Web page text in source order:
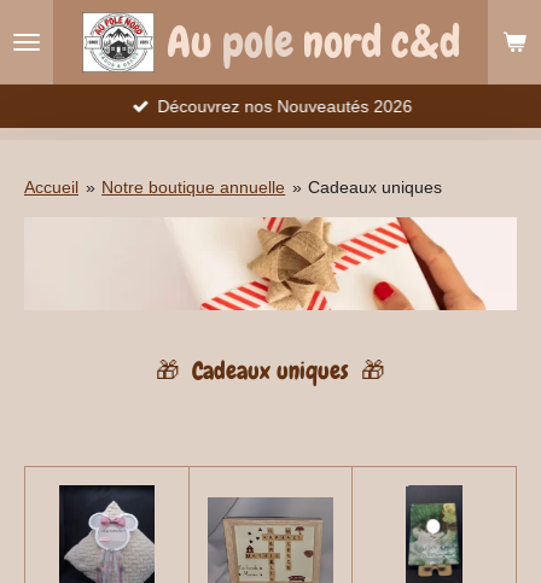
au
Au polenord c&d
Découvrez nos Nouveautés 2026
Accueil » Notre boutique annuelle » Cadeaux uniques
🎁 Cadeaux uniques 🎁